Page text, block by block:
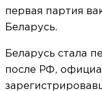
первая партия
Беларусь.
Беларусь стала
после РФ,